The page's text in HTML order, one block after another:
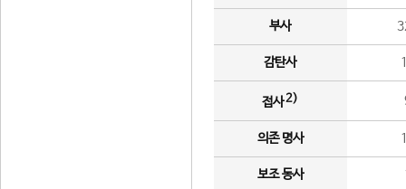
부사
감탄사
접사2)
의존 명사
보조 동사